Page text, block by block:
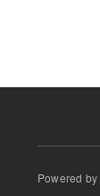
Powered by